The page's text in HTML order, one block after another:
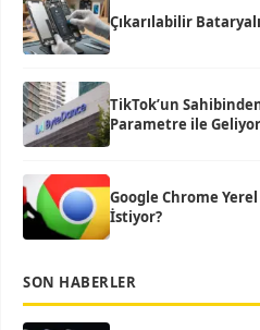
Çıkarılabilir
TikTok’un
Parametre ile Geliyor
Google Chrome
İstiyor?
SON HABERLER